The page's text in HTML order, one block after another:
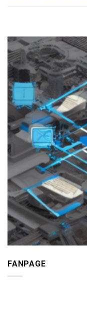
FANPAGE